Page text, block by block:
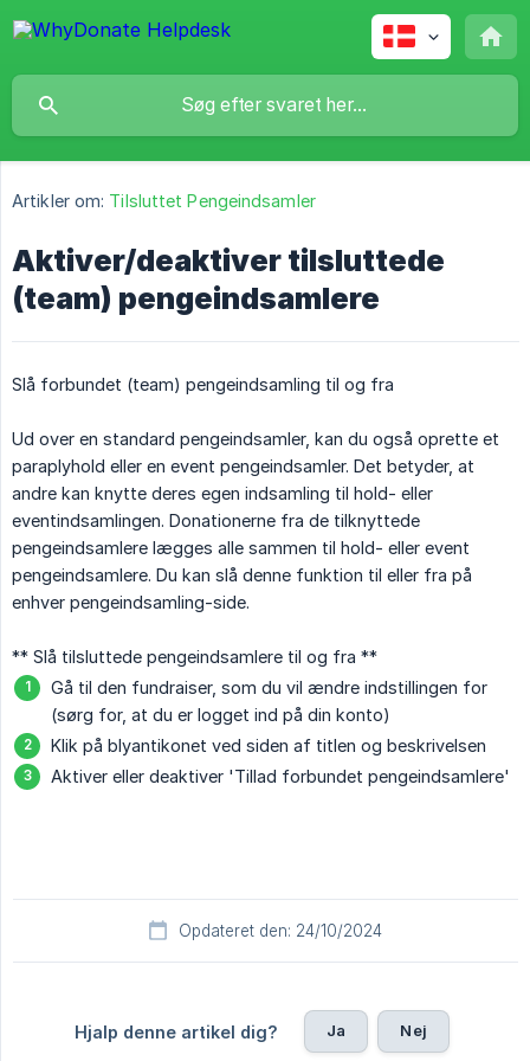
Artikler om: Tilsluttet Pengeindsamler
Aktiver/deaktiver tilsluttede
(team) pengeindsamlere
Slå forbundet (team) pengeindsamling til og fra
Ud over en standard pengeindsamler, kan du også oprette et
paraplyhold eller en event pengeindsamler. Det betyder, at
andre kan knytte deres egen indsamling til hold- eller
eventindsamlingen. Donationerne fra de tilknyttede
pengeindsamlere lægges alle sammen til hold- eller event
pengeindsamlere. Du kan slå denne funktion til eller fra på
enhver pengeindsamling-side.
** Slå tilsluttede pengeindsamlere til og fra **
Gå til den fundraiser, som du vil ændre indstillingen for
(sørg for, at du er logget ind på din konto)
Klik på blyantikonet ved siden af ​​titlen og beskrivelsen
Aktiver eller deaktiver 'Tillad forbundet pengeindsamlere'
Opdateret den: 24/10/2024
Hjalp denne artikel dig? Ja Nej